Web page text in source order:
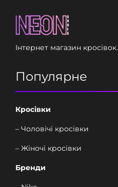
Інтернет магазин кросівок.
Популярне
Кросівки
– Чоловічі кросівки
– Жіночі кросівки
Бренди